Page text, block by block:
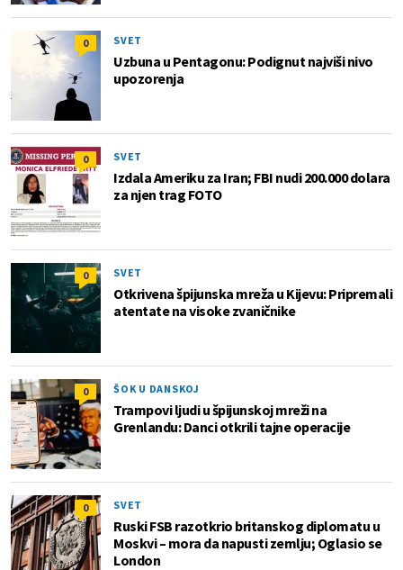
0 SVET
Uzbuna u Pentagonu: Podignut najviši nivo
upozorenja
0 SVET
Izdala Ameriku za Iran; FBI nudi 200.000 dolara
za njen trag FOTO
0 SVET
Otkrivena špijunska mreža u Kijevu: Pripremali
atentate na visoke zvaničnike
0 ŠOK U DANSKOJ
Trampovi ljudi u špijunskoj mreži na
Grenlandu: Danci otkrili tajne operacije
0 SVET
Ruski FSB razotkrio britanskog diplomatu u
Moskvi – mora da napusti zemlju; Oglasio se
London